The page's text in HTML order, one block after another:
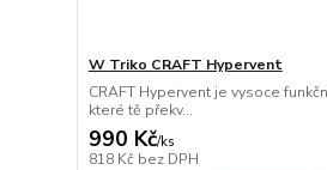
W Triko CRAFT Hypervent
CRAFT Hypervent je vysoce
které tě překv...
990 Kč/ks
818 Kč bez DPH